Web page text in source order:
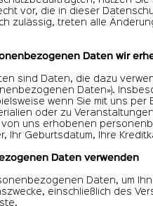
vor, die in dieser
zulässig, treten alle
Daten wir
sind Daten, die dazu
Daten»).
wenn Sie mit uns per
oder zu
von uns erhobenen
Ihr Geburtsdatum, Ihre
Daten verwenden
Daten, um
einschließlich des